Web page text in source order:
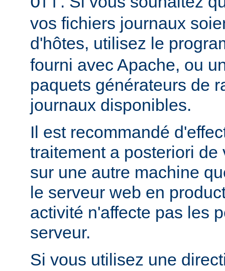
vos fichiers journaux
d'hôtes, utilisez le
fourni avec Apache, ou
paquets générateurs de
journaux disponibles.
Il est recommandé
traitement a posteriori
sur une autre machine
le serveur web en
activité n'affecte pas les
serveur.
Si vous utilisez une